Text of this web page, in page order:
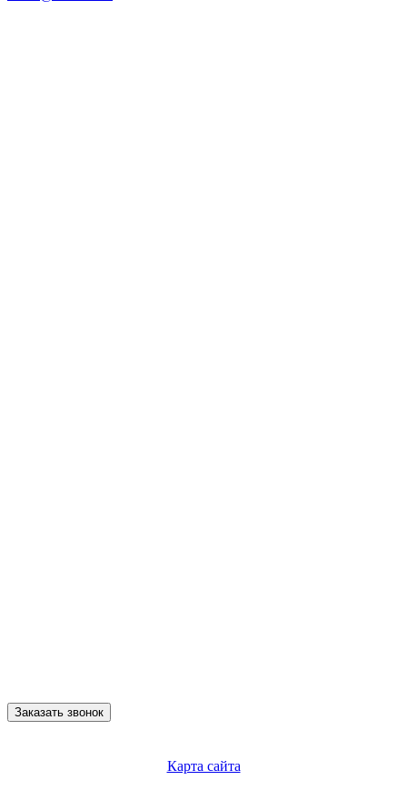
Заказать звонок
Карта сайта